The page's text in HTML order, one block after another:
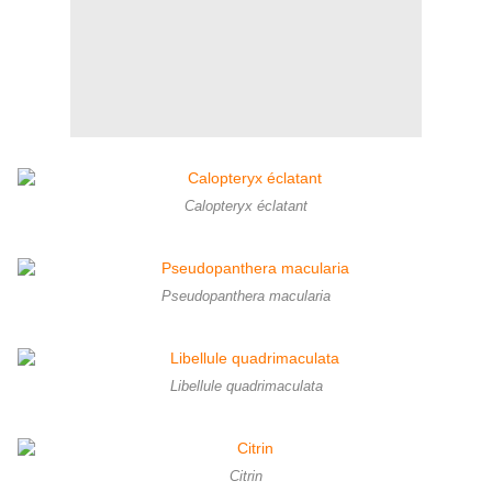
Calopteryx éclatant
Pseudopanthera macularia
Libellule quadrimaculata
Citrin